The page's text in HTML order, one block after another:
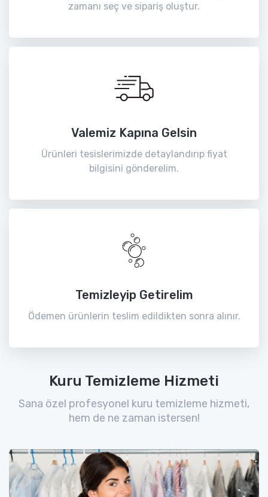
zamanı seç ve sipariş oluştur.
Valemiz Kapına Gelsin
Ürünleri tesislerimizde detaylandırıp fiyat
bilgisini gönderelim.
Temizleyip Getirelim
Ödemen ürünlerin teslim edildikten sonra alınır.
Kuru Temizleme Hizmeti
Sana özel profesyonel kuru temizleme hizmeti,
hem de ne zaman istersen!